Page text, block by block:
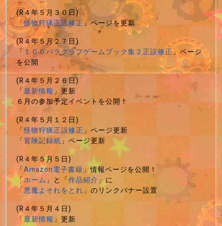
(R４年５月３０日)
「怪物狩猟正誤修正」ページを更新
(R４年５月２７日)
「 １００パラグラフゲームブック集２正誤修正」ページ
を公開
(R４年５月２６日)
「最新情報」更新
６月の参加予定イベントを公開！
(R４年５月１２日)
「怪物狩猟正誤修正」ページ更新
「冒険記録紙」ページ更新
(R４年５月５日)
「Amazon電子書籍」情報ページを公開！
「ホーム」と「作品紹介」に
「悪魔よそれをとれ」のリンクバナー設置
(R４年５月４日)
「最新情報」更新